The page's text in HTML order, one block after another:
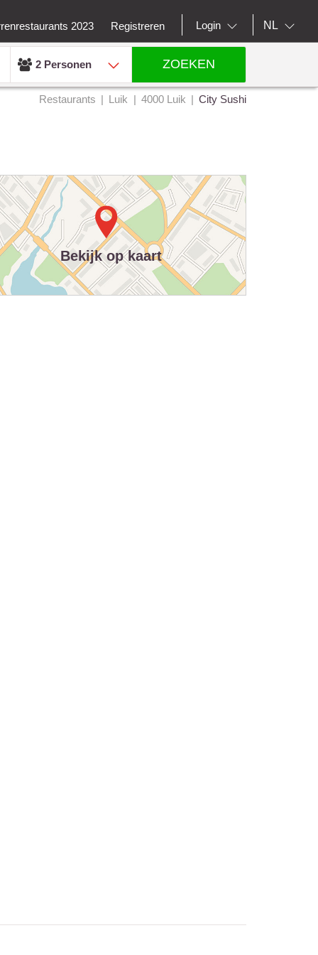
2023 Registreren Login NL
2 Personen ZOEKEN
Restaurants Luik 4000 Luik City Sushi
Bekijk op kaart